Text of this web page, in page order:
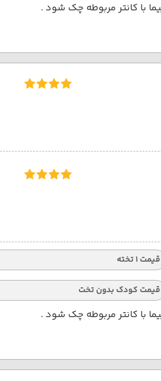
با کانتر مربوطه چک شود .
قیمت 1 تخته
قیمت کودک بدون تخت
با کانتر مربوطه چک شود .